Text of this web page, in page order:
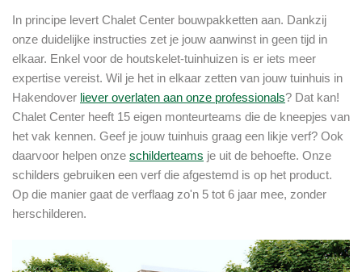
In principe levert Chalet Center bouwpakketten aan. Dankzij
onze duidelijke instructies zet je jouw aanwinst in geen tijd in
elkaar. Enkel voor de houtskelet-tuinhuizen is er iets meer
expertise vereist. Wil je het in elkaar zetten van jouw tuinhuis in
Hakendover liever overlaten aan onze professionals? Dat kan!
Chalet Center heeft 15 eigen monteurteams die de kneepjes van
het vak kennen. Geef je jouw tuinhuis graag een likje verf? Ook
daarvoor helpen onze schilderteams je uit de behoefte. Onze
schilders gebruiken een verf die afgestemd is op het product.
Op die manier gaat de verflaag zo'n 5 tot 6 jaar mee, zonder
herschilderen.